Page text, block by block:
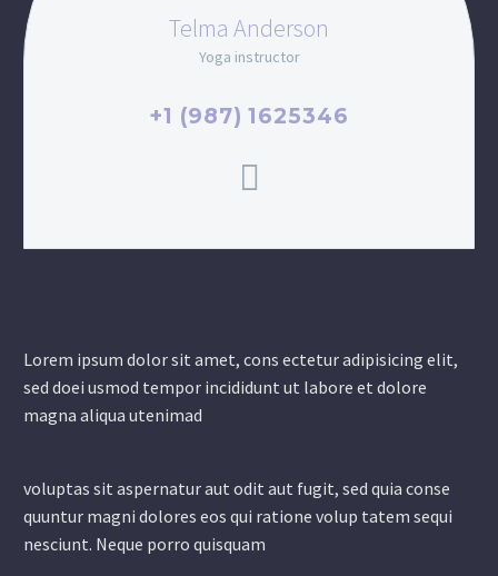
Telma Anderson
Yoga instructor
+1 (987) 1625346
Lorem ipsum dolor sit amet, cons ectetur adipisicing elit,
sed doei usmod tempor incididunt ut labore et dolore
magna aliqua utenimad
voluptas sit aspernatur aut odit aut fugit, sed quia conse
quuntur magni dolores eos qui ratione volup tatem sequi
nesciunt. Neque porro quisquam